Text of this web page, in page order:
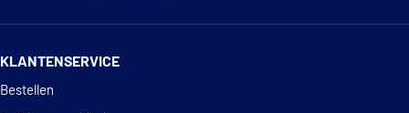
KLANTENSERVICE
Bestellen